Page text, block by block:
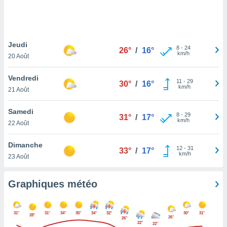
pas
de
à
cas,
que
sur le
que
ne
Jeudi
20 Août
26° / 16° 8- 24
km/h
Vendredi
21 Août
30° / 16° 11 - 29
km/h
Samedi
22 Août
31° / 17° 8- 29
km/h
Dimanche
23 Août
33° / 17° 12- 31
km/h
Graphiques météo
31° 28° 31° 34° 35° 34°
32°
26°
22°
22°
26°
30° 31°